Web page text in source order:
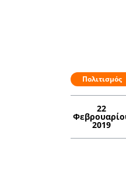
Πολιτισμός
22
2019